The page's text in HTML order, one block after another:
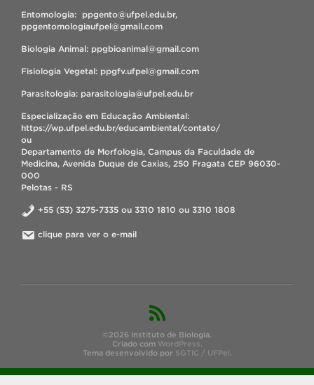
Entomologia: ppgento@ufpel.edu.br,
ppgentomologiaufpel@gmail.com
Biologia Animal: ppgbioanimal@gmail.com
Fisiologia Vegetal: ppgfv.ufpel@gmail.com
Parasitologia: parasitologia@ufpel.edu.br
Especialização em Educação Ambiental:
https://wp.ufpel.edu.br/educambiental/contato/
ou
Departamento de Morfologia, Campus da Faculdade de
Medicina, Avenida Duque de Caxias, 250 Fragata CEP 96030-
000
Pelotas - RS
+55 (53) 3275-7335 ou 3310 1810 ou 3310 1808
clique para ver o e-mail
©2026 Instituto de Biologia.
Criado com WordPress.
Tema desenvolvido por SGTIC / UFPel.